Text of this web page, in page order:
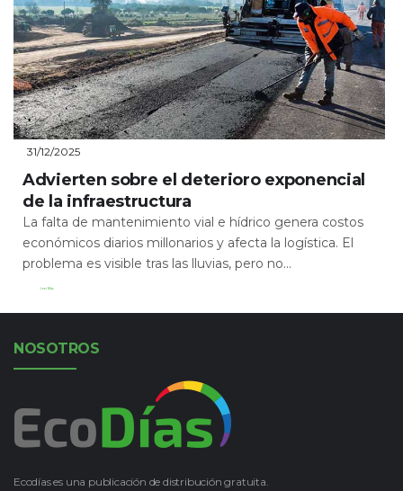
31/12/2025
Advierten sobre el deterioro exponencial
de la infraestructura
La falta de mantenimiento vial e hídrico genera costos
económicos diarios millonarios y afecta la logística. El
problema es visible tras las lluvias, pero no...
Leer Más
NOSOTROS
Ecodías es una publicación de distribución gratuita.